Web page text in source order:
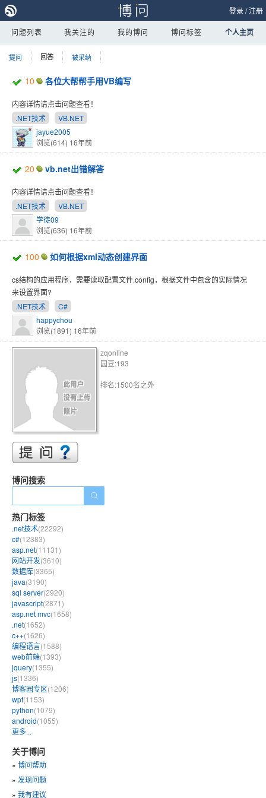
登录/注册
问题列表 我关注的 我的博问 博问标签 个人主页
提问 回答 被采纳
10 各位大帮帮手用VB编写
内容详情请点击问题查看！
.NET技术
VB.NET
jayue2005
浏览(614) 16年前
20 vb.net出错解答
内容详情请点击问题查看！
.NET技术
VB.NET
学徒09
浏览(636) 16年前
100 如何根据xml动态创建界面
cs结构的应用程序，需要读取配置文件.config，根据文件中包含的实际情况
来设置界面?
.NET技术
C#
happychou
浏览(1891) 16年前
zqonline
园豆:193
排名:1500名之外
博问搜索
热门标签
.net技术(22292)
c#(12383)
asp.net(11131)
网站开发(3610)
数据库(3365)
java(3190)
sql server(2920)
javascript(2871)
asp.net mvc(1658)
.net(1652)
c++(1626)
编程语言(1588)
web前端(1393)
jquery(1355)
js(1336)
博客园专区(1206)
wpf(1153)
python(1079)
android(1055)
更多...
关于博问
» 博问帮助
» 发现问题
» 我有建议